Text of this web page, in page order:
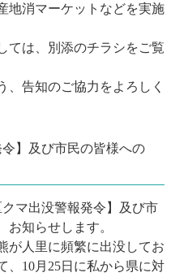
地消マーケットなどを実施
ては、別添のチラシをご覧
、告知のご協力をよろしく
令】及び市民の皆様への
マ出没警報発令】及び市
お知らせします。
が人里に頻繁に出没してお
、10月25日に私から県に対